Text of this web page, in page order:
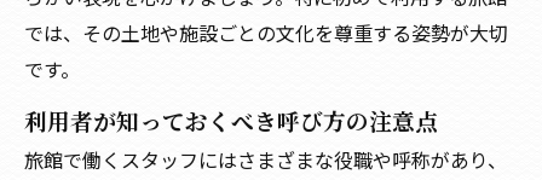
では、その土地や施設ごとの文化を尊重する姿勢が大切
です。
利用者が知っておくべき呼び方の注意点
旅館で働くスタッフにはさまざまな役職や呼称があり、